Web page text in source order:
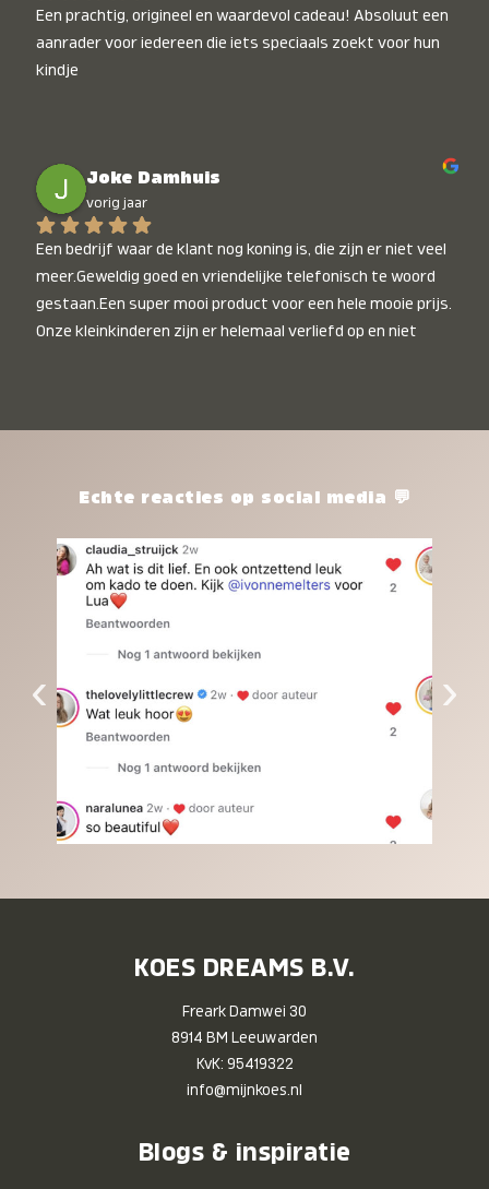
Een prachtig, origineel en waardevol cadeau! Absoluut een
aanrader voor iedereen die iets speciaals zoekt voor hun
kindje
Joke Damhuis
vorig jaar
Een bedrijf waar de klant nog koning is, die zijn er niet veel
meer.Geweldig goed en vriendelijke telefonisch te woord
gestaan.Een super mooi product voor een hele mooie prijs.
Onze kleinkinderen zijn er helemaal verliefd op en niet
het waard.Echte reacties op social media 💬
‹ ›
KOES DREAMS B.V.
Freark Damwei 30
8914 BM Leeuwarden
KvK: 95419322
info@mijnkoes.nl
Blogs & inspiratie